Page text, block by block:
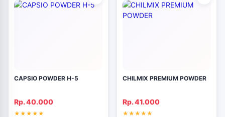
CAPSIO POWDER H-5
Rp. 40.000
CHILMIX PREMIUM POWDER
Rp. 41.000